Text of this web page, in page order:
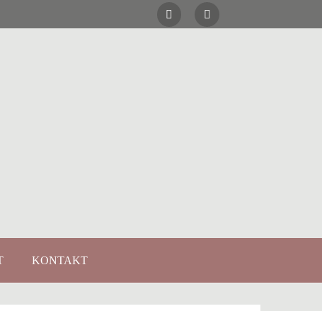
KONTAKT